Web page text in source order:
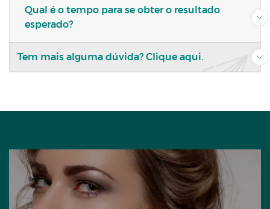
Qual é o tempo para se obter o resultado
esperado?
Tem mais alguma dúvida? Clique aqui.